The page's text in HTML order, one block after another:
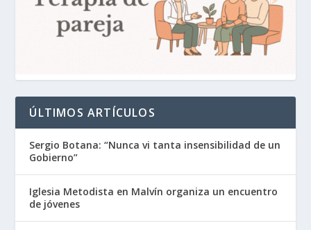
ÚLTIMOS ARTÍCULOS
Sergio Botana: “Nunca vi tanta insensibilidad de un
Gobierno”
Iglesia Metodista en Malvín organiza un encuentro
de jóvenes